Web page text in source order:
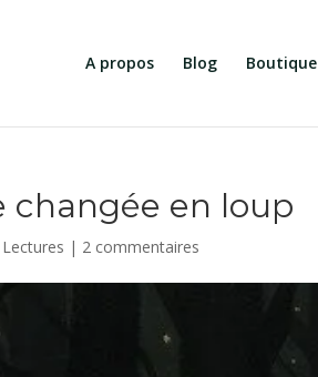
A propos Blog Boutique
changée en loup
Lectures | 2 commentaires